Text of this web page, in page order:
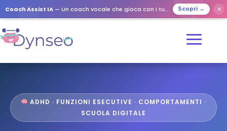
Coach Assist IA — Un coach vocale che gioca con i tuoi cari Scopri → ✕
ADHD · FUNZIONI ESECUTIVE · COMPORTAMENTI ·
SCUOLA DIGITALE